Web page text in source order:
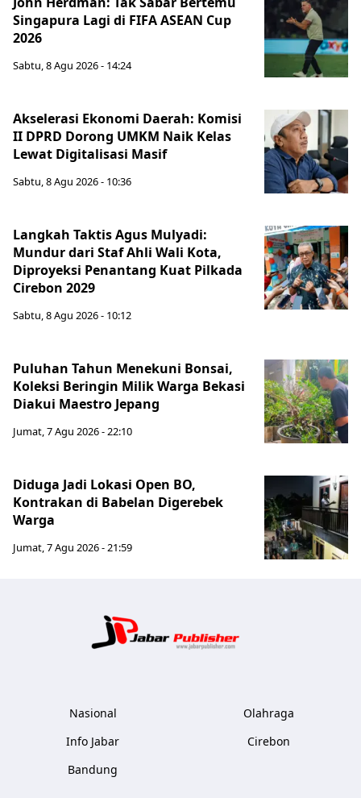
Singapura Lagi di FIFA ASEAN Cup
2026
Sabtu, 8 Agu 2026 - 14:24
Akselerasi Ekonomi Daerah: Komisi
II DPRD Dorong UMKM Naik Kelas
Lewat Digitalisasi Masif
Sabtu, 8 Agu 2026 - 10:36
Langkah Taktis Agus Mulyadi:
Mundur dari Staf Ahli Wali Kota,
Diproyeksi Penantang Kuat Pilkada
Cirebon 2029
Sabtu, 8 Agu 2026 - 10:12
Puluhan Tahun Menekuni Bonsai,
Koleksi Beringin Milik Warga Bekasi
Diakui Maestro Jepang
Jumat, 7 Agu 2026 - 22:10
Diduga Jadi Lokasi Open BO,
Kontrakan di Babelan Digerebek
Warga
Jumat, 7 Agu 2026 - 21:59
Nasional
Info Jabar
Bandung
Olahraga
Cirebon